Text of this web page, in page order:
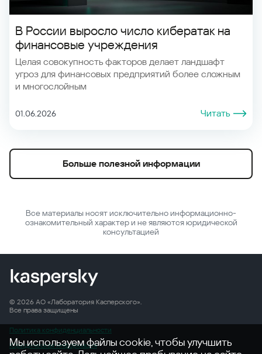
В России выросло число кибератак на
финансовые учреждения
Целая совокупность факторов делает ландшафт
угроз для финансовых предприятий более сложным
и многослойным
01.06.2026 Читать
Больше полезной информации
Все материалы носят исключительно информационно-
ознакомительный характер и не являются юридической
консультацией
© 2026 АО «Лаборатория Касперского».
Все права защищены
Политика конфиденциальности
Юридическая информация
Мы используем файлы cookie, чтобы улучшить